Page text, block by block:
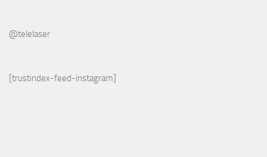
@telelaser
[trustindex-feed-instagram]